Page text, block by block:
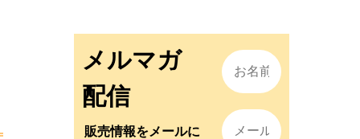
メルマガ
配信
販売情報をメールに
ー
を
読
み
込